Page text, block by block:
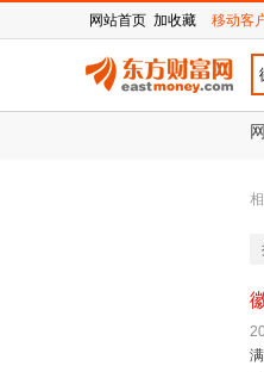
网站首页 加收藏 移动客